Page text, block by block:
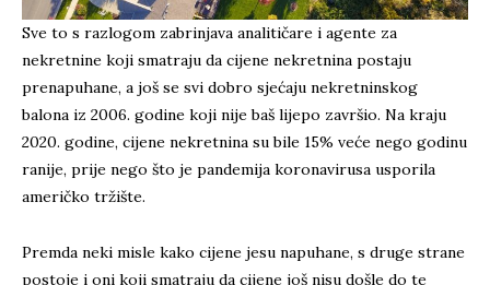
Sve to s razlogom zabrinjava analitičare i agente za
nekretnine koji smatraju da cijene nekretnina postaju
prenapuhane, a još se svi dobro sjećaju nekretninskog
balona iz 2006. godine koji nije baš lijepo završio. Na kraju
2020. godine, cijene nekretnina su bile 15% veće nego godinu
ranije, prije nego što je pandemija koronavirusa usporila
američko tržište.
Premda neki misle kako cijene jesu napuhane, s druge strane
postoje i oni koji smatraju da cijene još nisu došle do te